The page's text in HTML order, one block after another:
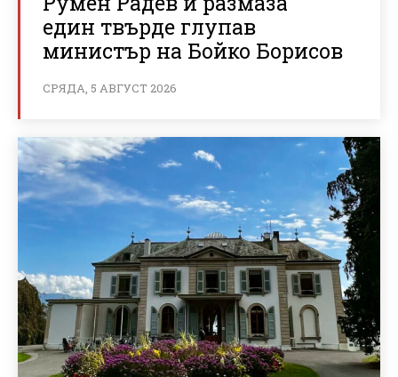
един твърде глупав
министър на Бойко Борисов
СРЯДА, 5 АВГУСТ 2026